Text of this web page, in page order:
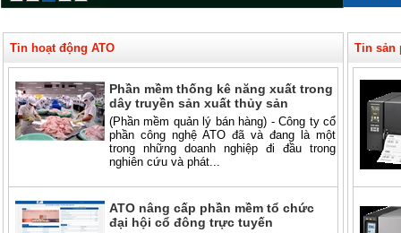
Tin hoạt động ATO
Phần mềm thống kê năng xuất trong
dây truyền sản xuất thủy sản
(Phần mềm quản lý bán hàng) - Công ty cổ
phần công nghệ ATO đã và đang là một
trong những doanh nghiệp đi đầu trong
nghiên cứu và phát...
ATO nâng cấp phần mềm tổ chức
đại hội cổ đông trực tuyến
Tin sản